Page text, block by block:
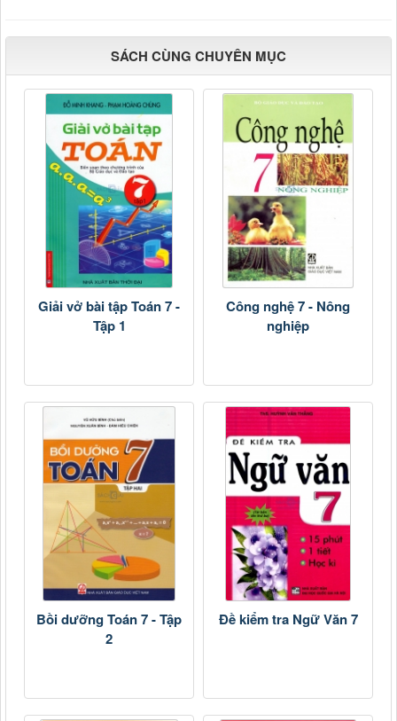
SÁCH CÙNG CHUYÊN MỤC
Giải vở bài tập Toán 7 -
Tập 1
Công nghệ 7 - Nông
nghiệp
Bồi dưỡng Toán 7 - Tập
2
Đề kiểm tra Ngữ Văn 7